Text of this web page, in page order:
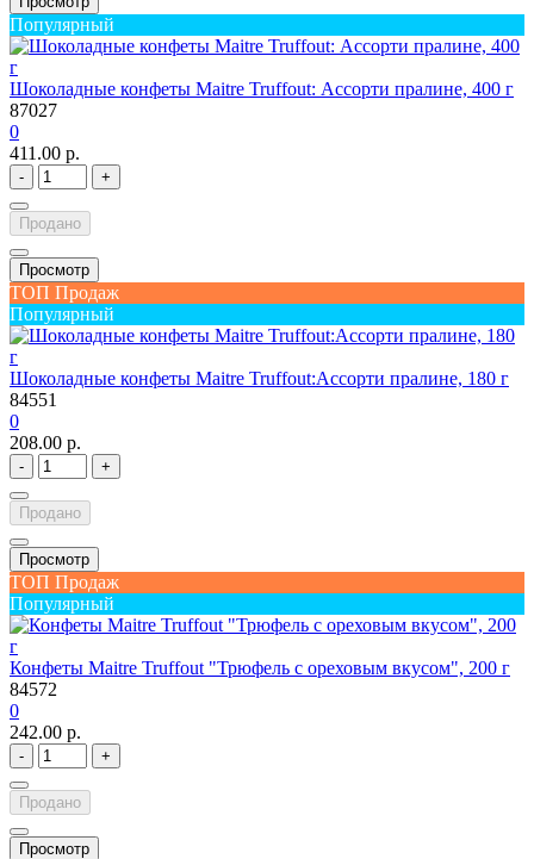
Популярный
Шоколадные конфеты Maitre Truffout: Ассорти пралине, 400 г
87027
0
411.00 р.
- +
Продано
Просмотр
ТОП Продаж
Популярный
Шоколадные конфеты Maitre Truffout:Ассорти пралине, 180 г
84551
0
208.00 р.
- +
Продано
Просмотр
ТОП Продаж
Популярный
Конфеты Maitre Truffout "Трюфель с ореховым вкусом", 200 г
84572
0
242.00 р.
- +
Продано
Просмотр